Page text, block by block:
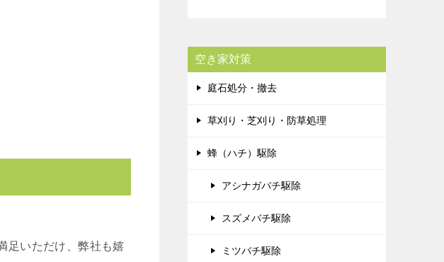
足いただけ、弊社も嬉
空き家対策
庭石処分・撤去
草刈り・芝刈り・防草処理
蜂（ハチ）駆除
アシナガバチ駆除
スズメバチ駆除
ミツバチ駆除